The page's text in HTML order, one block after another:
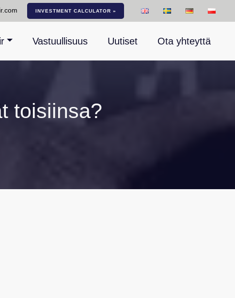
INVESTMENT CALCULATOR »
Vastuullisuus Uutiset Ota yhteyttä
toisiinsa?